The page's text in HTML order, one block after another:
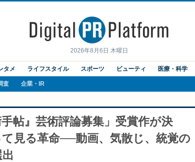
2026年8月6日 木曜日
タメ ライフスタイル スポーツ ビューティ 医療・科学
査 企業・IR
帖』芸術評論募集」受賞作が決
見る革命──動画、気散じ、統覚の